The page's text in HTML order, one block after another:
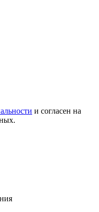
и согласен на